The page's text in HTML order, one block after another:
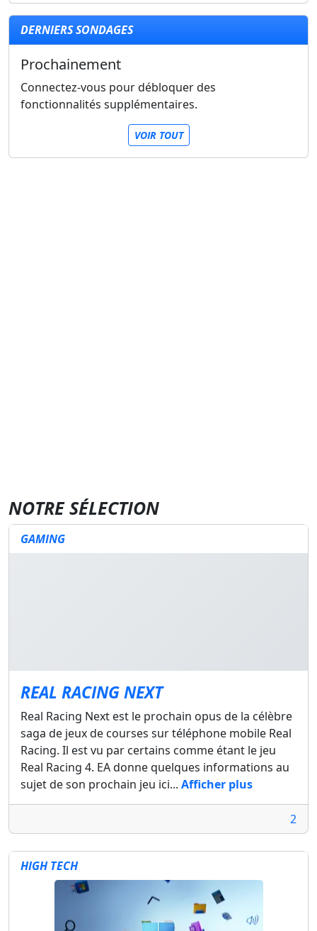
DERNIERS SONDAGES
Prochainement
Connectez-vous pour débloquer des
fonctionnalités supplémentaires.
VOIR TOUT
NOTRE SÉLECTION
GAMING
REAL RACING NEXT
Real Racing Next est le prochain opus de la célèbre
saga de jeux de courses sur téléphone mobile Real
Racing. Il est vu par certains comme étant le jeu
Real Racing 4. EA donne quelques informations au
sujet de son prochain jeu ici... Afficher plus
2
HIGH TECH